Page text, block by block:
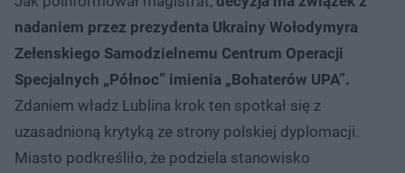
nadaniem przez prezydenta Ukrainy Wołodymyra
Zełenskiego Samodzielnemu Centrum Operacji
Specjalnych „Północ” imienia „Bohaterów UPA”.
Zdaniem władz Lublina krok ten spotkał się z
uzasadnioną krytyką ze strony polskiej dyplomacji.
Miasto podkreśliło, że podziela stanowisko